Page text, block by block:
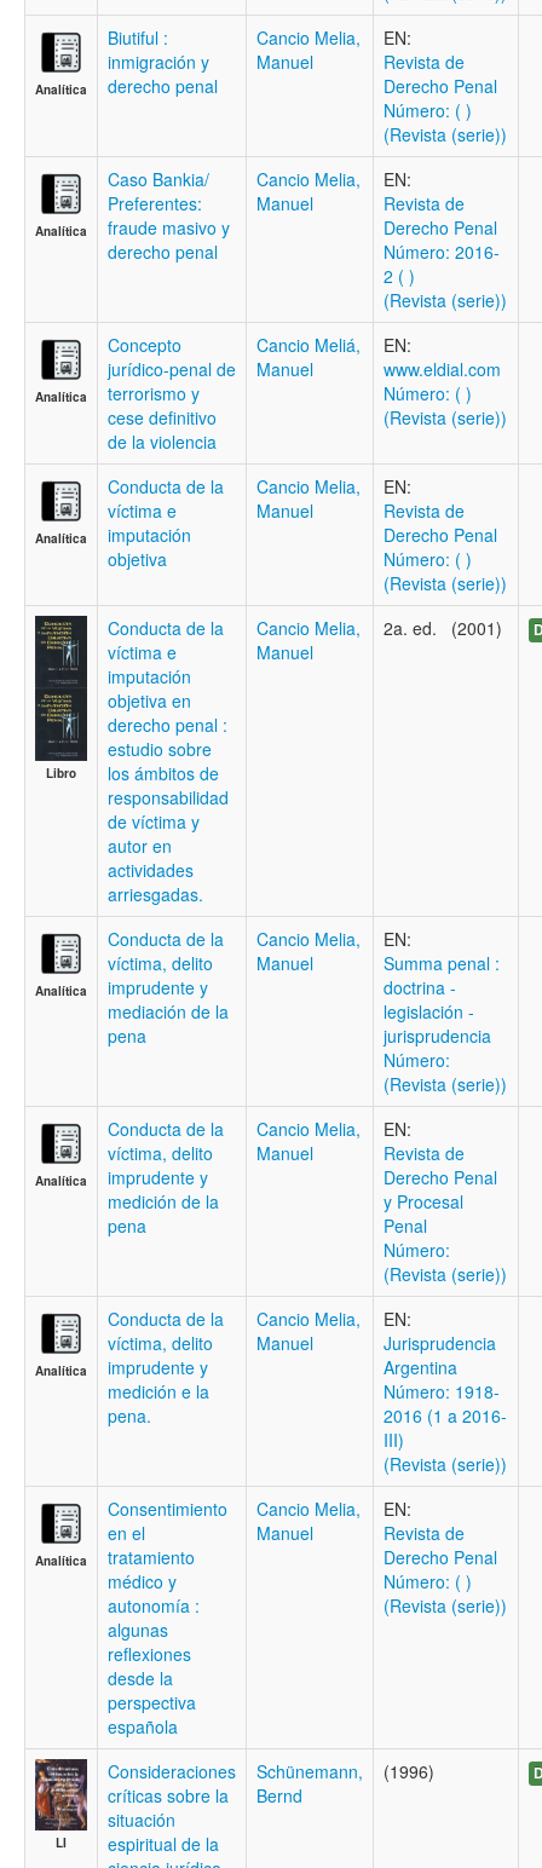
Analítica
Biutiful :
inmigración y
derecho penal
Cancio Melia,
Manuel
EN:
Revista de
Derecho Penal
Número: ( )
(Revista (serie))
Analítica
Caso Bankia/
Preferentes:
fraude masivo y
derecho penal
Cancio Melia,
Manuel
EN:
Revista de
Derecho Penal
Número: 2016-
2 ( )
(Revista (serie))
Analítica
Concepto
jurídico-penal de
terrorismo y
cese definitivo
de la violencia
Cancio Meliá,
Manuel
EN:
www.eldial.com
Número: ( )
(Revista (serie))
Analítica
Conducta de la
víctima e
imputación
objetiva
Cancio Melia,
Manuel
EN:
Revista de
Derecho Penal
Número: ( )
(Revista (serie))
Libro
Conducta de la
víctima e
imputación
objetiva en
derecho penal :
estudio sobre
los ámbitos de
responsabilidad
de víctima y
autor en
actividades
arriesgadas.
Cancio Melia,
Manuel
2a. ed. (2001)
Analítica
Conducta de la
víctima, delito
imprudente y
mediación de la
pena
Cancio Melia,
Manuel
EN:
Summa penal :
doctrina -
legislación -
jurisprudencia
Número:
(Revista (serie))
Analítica
Conducta de la
víctima, delito
imprudente y
medición de la
pena
Cancio Melia,
Manuel
EN:
Revista de
Derecho Penal
y Procesal
Penal
Número:
(Revista (serie))
Analítica
Conducta de la
víctima, delito
imprudente y
medición e la
pena.
Cancio Melia,
Manuel
EN:
Jurisprudencia
Argentina
Número: 1918-
2016 (1 a 2016-
III)
(Revista (serie))
Analítica
Consentimiento
en el
tratamiento
médico y
autonomía :
algunas
reflexiones
desde la
perspectiva
española
Cancio Melia,
Manuel
EN:
Revista de
Derecho Penal
Número: ( )
(Revista (serie))
LI
Consideraciones
críticas sobre la
situación
espiritual de la
Schünemann,
Bernd
(1996)